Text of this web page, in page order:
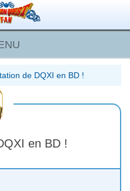
de DQXI en BD !
en BD !